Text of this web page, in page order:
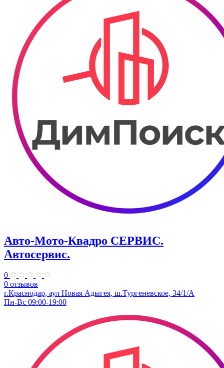
Авто-Мото-Квадро СЕРВИС.
Автосервис.
0
0 отзывов
г.Краснодар, аул Новая Адыгея, ш.Тургеневское, 34/1/А
Пн-Вс 09:00-19:00